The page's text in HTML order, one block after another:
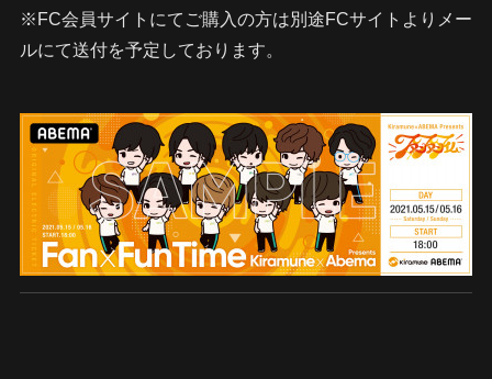
※FC会員サイトにてご購入の方は別途FCサイトよりメー
ルにて送付を予定しております。